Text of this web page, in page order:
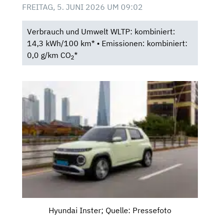
FREITAG, 5. JUNI 2026 UM 09:02
Verbrauch und Umwelt WLTP: kombiniert:
14,3 kWh/100 km* • Emissionen: kombiniert:
0,0 g/km CO2*
Hyundai Inster; Quelle: Pressefoto